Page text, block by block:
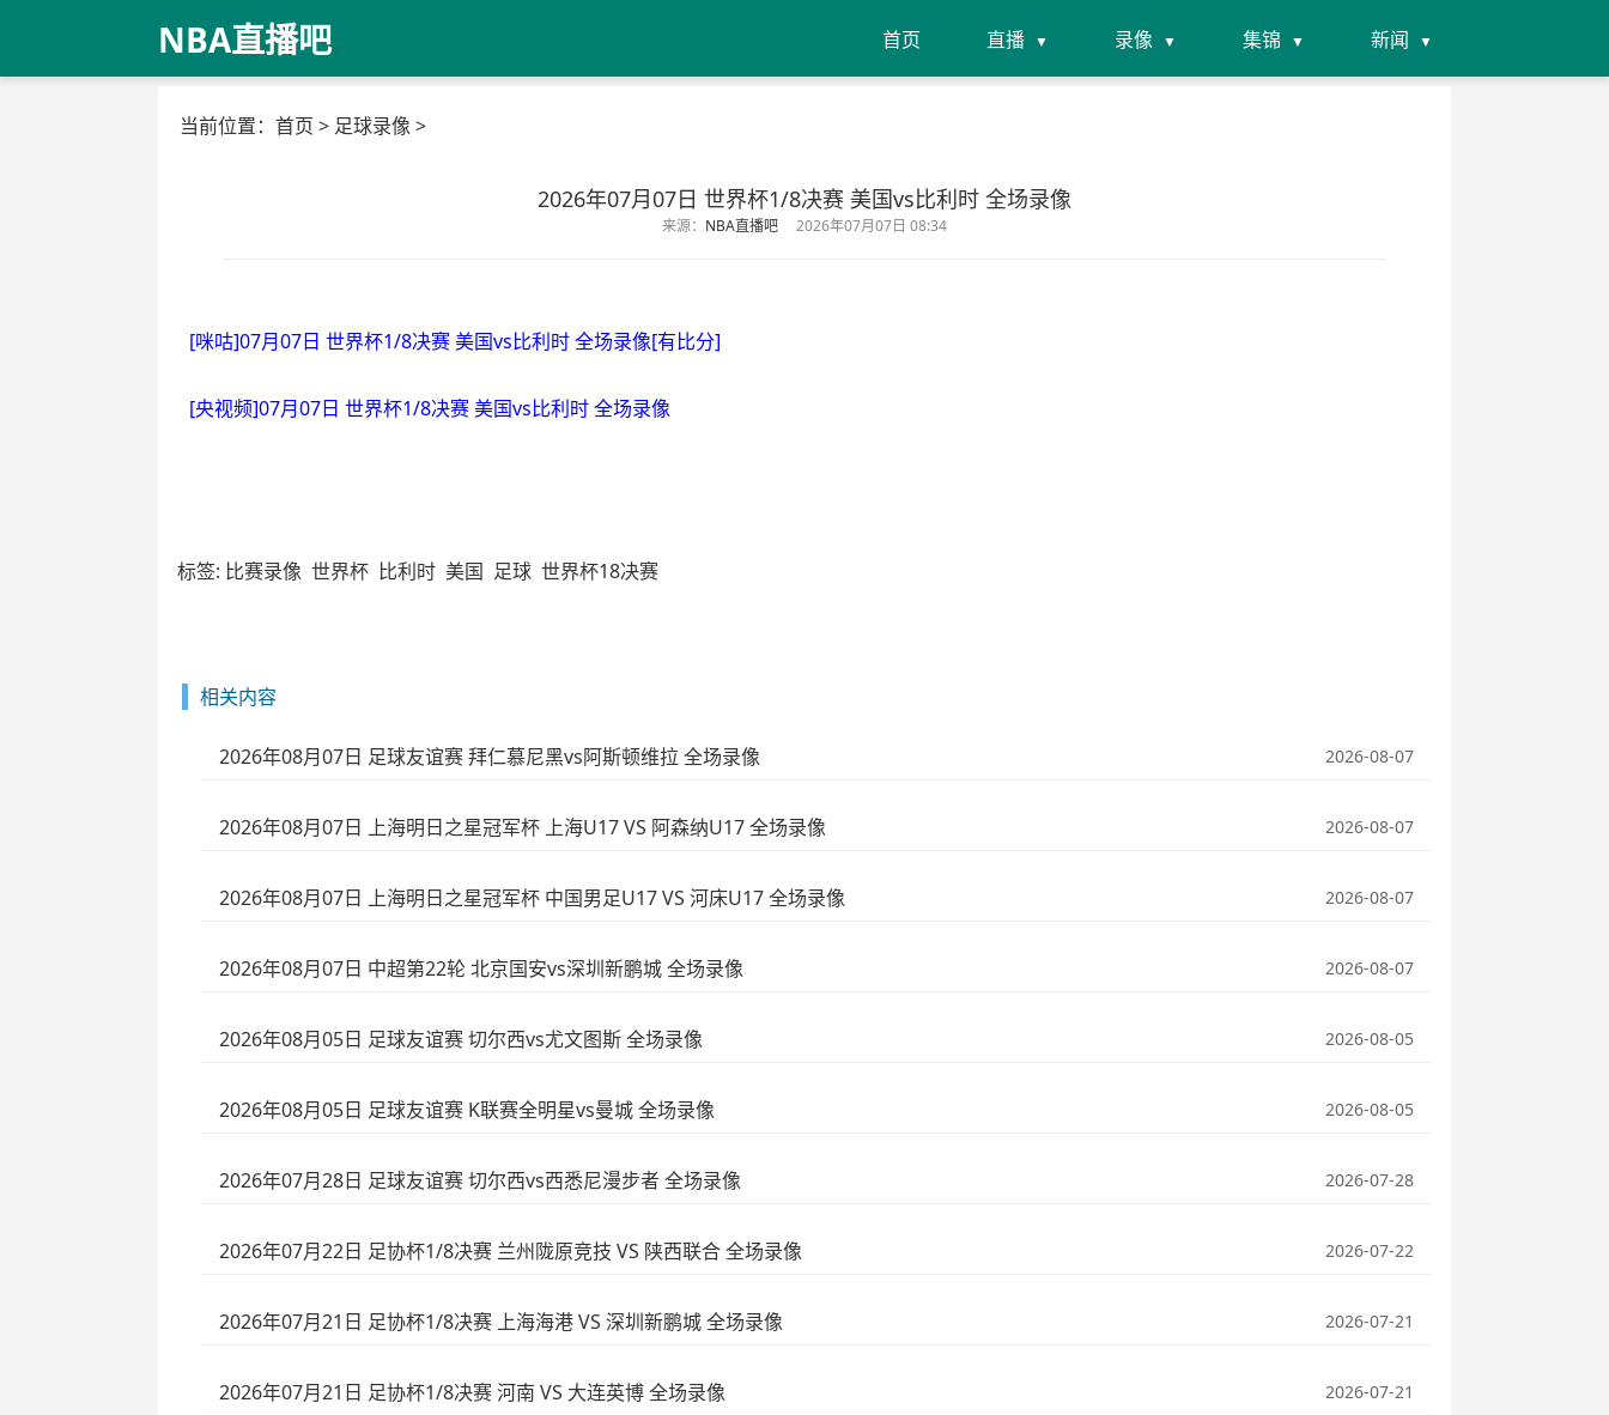
NBA直播吧 首页 直播 录像 集锦 新闻
当前位置： 首页 > 足球录像 >
2026年07月07日 世界杯1/8决赛 美国vs比利时 全场录像
来源： NBA直播吧 2026年07月07日 08:34
[咪咕]07月07日 世界杯1/8决赛 美国vs比利时 全场录像[有比分]
[央视频]07月07日 世界杯1/8决赛 美国vs比利时 全场录像
标签: 比赛录像 世界杯 比利时 美国 足球 世界杯18决赛
相关内容
2026年08月07日 足球友谊赛 拜仁慕尼黑vs阿斯顿维拉 全场录像 2026-08-07
2026年08月07日 上海明日之星冠军杯 上海U17 VS 阿森纳U17 全场录像 2026-08-07
2026年08月07日 上海明日之星冠军杯 中国男足U17 VS 河床U17 全场录像 2026-08-07
2026年08月07日 中超第22轮 北京国安vs深圳新鹏城 全场录像 2026-08-07
2026年08月05日 足球友谊赛 切尔西vs尤文图斯 全场录像 2026-08-05
2026年08月05日 足球友谊赛 K联赛全明星vs曼城 全场录像 2026-08-05
2026年07月28日 足球友谊赛 切尔西vs西悉尼漫步者 全场录像 2026-07-28
2026年07月22日 足协杯1/8决赛 兰州陇原竞技 VS 陕西联合 全场录像 2026-07-22
2026年07月21日 足协杯1/8决赛 上海海港 VS 深圳新鹏城 全场录像 2026-07-21
2026年07月21日 足协杯1/8决赛 河南 VS 大连英博 全场录像 2026-07-21